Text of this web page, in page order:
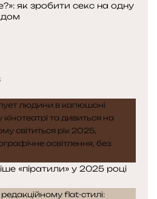
як зробити секс на одну
«піратили» у 2025 році